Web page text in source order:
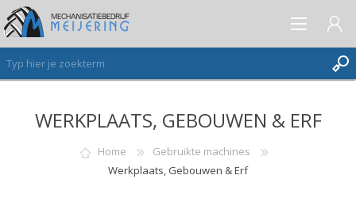
AANMELDEN ALS NIEUWE KLANT
INLOGGEN
WERKPLAATS, GEBOUWEN & ERF
Home
Gebruikte machines
Werkplaats, Gebouwen & Erf